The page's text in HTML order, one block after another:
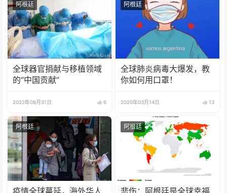
阿根廷
全球器官捐献与移植领域
的“中国贡献”
2022年08月31日 6
阿根廷
全球肺炎病毒大爆发，教
你如何用口罩！
2020年03月14日 13
阿根廷 阿根廷